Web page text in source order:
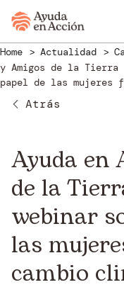
Home Actualidad
y Amigos de la Tierra
papel de las mujeres
Atrás
Ayuda en
de la
webinar
las
cambio